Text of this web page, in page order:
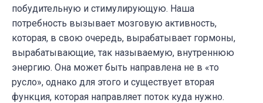
побудительную и стимулирующую. Наша
потребность вызывает мозговую активность,
которая, в свою очередь, вырабатывает гормоны,
вырабатывающие, так называемую, внутреннюю
энергию. Она может быть направлена не в «то
русло», однако для этого и существует вторая
функция, которая направляет поток куда нужно.